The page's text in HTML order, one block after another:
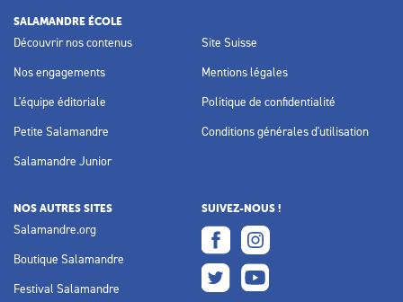
SALAMANDRE ÉCOLE
Découvrir nos contenus
Nos engagements
L'équipe éditoriale
Petite Salamandre
Salamandre Junior
Site Suisse
Mentions légales
Politique de confidentialité
Conditions générales d'utilisation
NOS AUTRES SITES
Salamandre.org
Boutique Salamandre
Festival Salamandre
SUIVEZ-NOUS !